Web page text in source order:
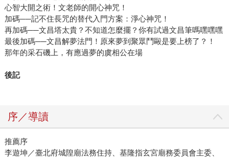
心智大開之術！文老師的開心神咒！
加碼──記不住長咒的替代入門方案：淨心神咒！
再加碼──文昌塔太貴？不知道怎麼擺？你有試過文昌筆嗎嘿嘿嘿
最後加碼──文昌解夢法門！原來夢到聚眾鬥毆是要上榜了？！
那年的采石磯上，有應過夢的虞相公在場
後記
序／導讀
推薦序
李遊坤／臺北府城隍廟法務住持、基隆指玄宮廟務委員會主委、